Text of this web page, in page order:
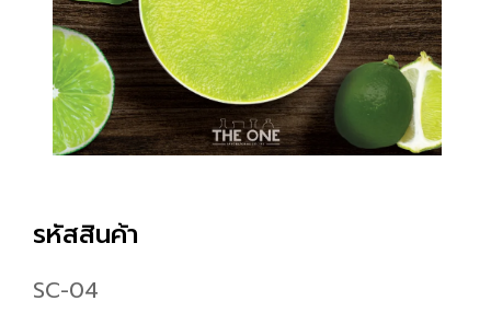
รหัสสินค้า
SC-04